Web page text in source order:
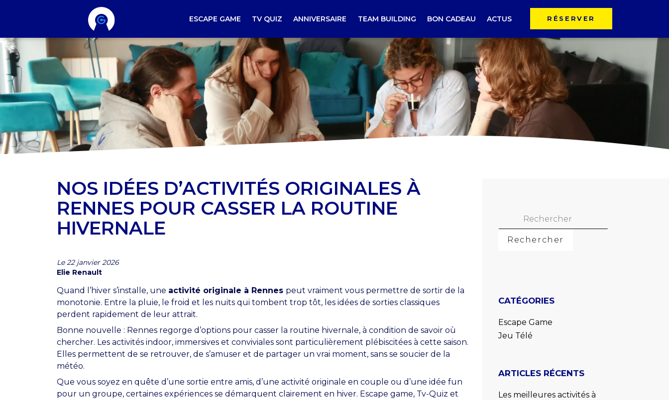
ESCAPE GAME TV QUIZ ANNIVERSAIRE TEAM BUILDING BON CADEAU ACTUS RÉSERVER
NOS IDÉES D’ACTIVITÉS ORIGINALES À
RENNES POUR CASSER LA ROUTINE
HIVERNALE
Le 22 janvier 2026
Elie Renault
Quand l’hiver s’installe, une activité originale à Rennes peut vraiment vous permettre de sortir de la
monotonie. Entre la pluie, le froid et les nuits qui tombent trop tôt, les idées de sorties classiques
perdent rapidement de leur attrait.
Bonne nouvelle : Rennes regorge d’options pour casser la routine hivernale, à condition de savoir où
chercher. Les activités indoor, immersives et conviviales sont particulièrement plébiscitées à cette saison.
Elles permettent de se retrouver, de s’amuser et de partager un vrai moment, sans se soucier de la
météo.
Que vous soyez en quête d’une sortie entre amis, d’une activité originale en couple ou d’une idée fun
pour un groupe, certaines expériences se démarquent clairement en hiver. Escape game, Tv-Quiz et
Rechercher :
CATÉGORIES
Escape Game
Jeu Télé
ARTICLES RÉCENTS
Les meilleures activités à